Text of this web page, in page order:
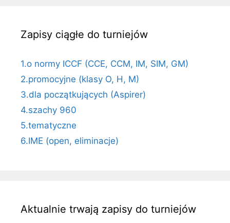
Zapisy ciągłe do turniejów
1.o normy ICCF (CCE, CCM, IM, SIM, GM)
2.promocyjne (klasy O, H, M)
3.dla początkujących (Aspirer)
4.szachy 960
5.tematyczne
6.IME (open, eliminacje)
Aktualnie trwają zapisy do turniejów